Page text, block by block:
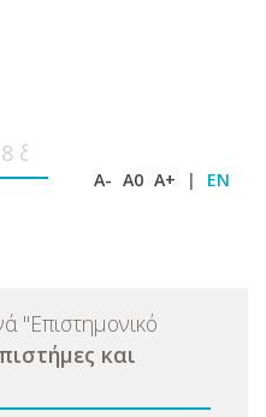
A- A0 A+ | EN
"Επιστημονικό
και